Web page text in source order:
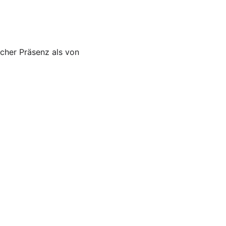
Präsenz als von